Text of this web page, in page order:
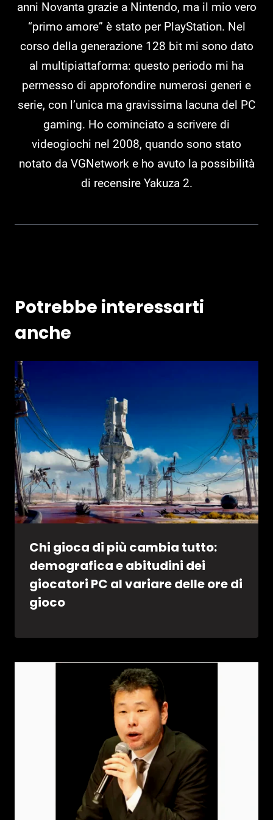
anni Novanta grazie a Nintendo, ma il mio vero
“primo amore” è stato per PlayStation. Nel
corso della generazione 128 bit mi sono dato
al multipiattaforma: questo periodo mi ha
permesso di approfondire numerosi generi e
serie, con l’unica ma gravissima lacuna del PC
gaming. Ho cominciato a scrivere di
videogiochi nel 2008, quando sono stato
notato da VGNetwork e ho avuto la possibilità
di recensire Yakuza 2.
Potrebbe interessarti
anche
Chi gioca di più cambia tutto:
demografica e abitudini dei
giocatori PC al variare delle ore di
gioco